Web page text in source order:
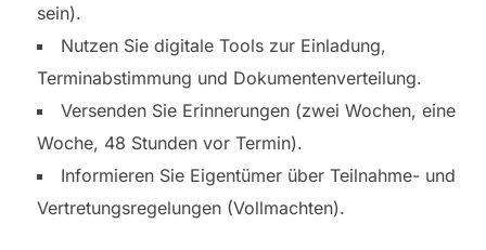
sein).
Nutzen Sie digitale Tools zur Einladung,
Terminabstimmung und Dokumentenverteilung.
Versenden Sie Erinnerungen (zwei Wochen, eine
Woche, 48 Stunden vor Termin).
Informieren Sie Eigentümer über Teilnahme- und
Vertretungsregelungen (Vollmachten).